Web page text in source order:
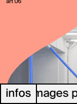
art 06
infos
les images